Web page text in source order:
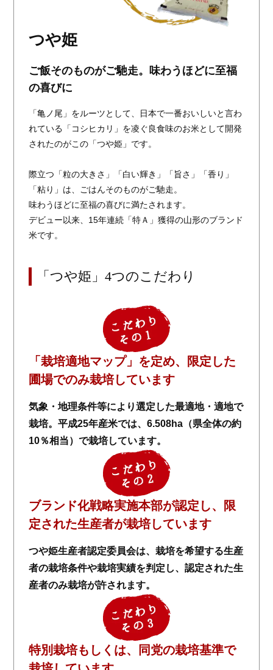
つや姫
ご飯そのものがご馳走。味わうほどに至福
の喜びに
「亀ノ尾」をルーツとして、日本で一番おいしいと言わ
れている「コシヒカリ」を凌ぐ良食味のお米として開発
されたのがこの「つや姫」です。
際立つ「粒の大きさ」「白い輝き」「旨さ」「香り」
「粘り」は、ごはんそのものがご馳走。
味わうほどに至福の喜びに満たされます。
デビュー以来、15年連続「特Ａ」獲得の山形のブランド
米です。
「つや姫」4つのこだわり
「栽培適地マップ」を定め、限定した
圃場でのみ栽培しています
気象・地理条件等により選定した最適地・適地で
栽培。平成25年産米では、6.508ha（県全体の約
10％相当）で栽培しています。
ブランド化戦略実施本部が認定し、限
定された生産者が栽培しています
つや姫生産者認定委員会は、栽培を希望する生産
者の栽培条件や栽培実績を判定し、認定された生
産者のみ栽培が許されます。
特別栽培もしくは、同党の栽培基準で